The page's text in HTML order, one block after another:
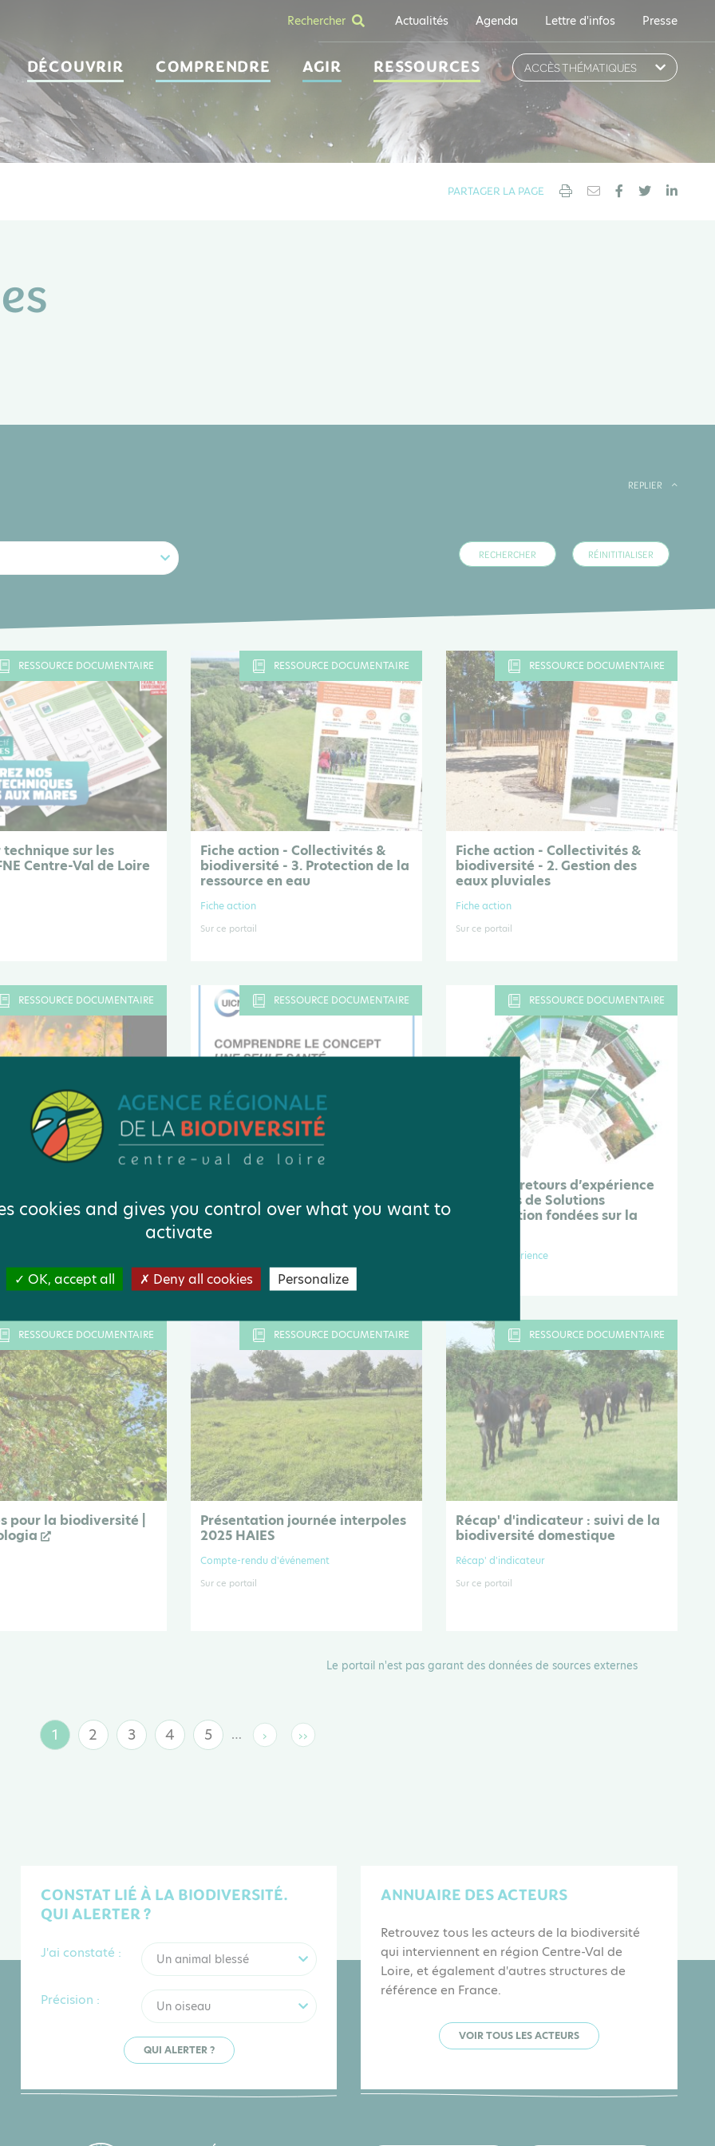
Rechercher Actualités Agenda Lettre d'infos Presse
DÉCOUVRIR COMPRENDRE AGIR RESSOURCES ACCÈS THÉMATIQUES
PARTAGER LA PAGE
REPLIER
RESSOURCE DOCUMENTAIRE
technique sur les
Centre-Val de Loire
RESSOURCE DOCUMENTAIRE
Fiche action - Collectivités &
biodiversité - 3. Protection de la
ressource en eau
Fiche action
Sur ce portail
RESSOURCE DOCUMENTAIRE
Fiche action - Collectivités &
biodiversité - 2. Gestion des
eaux pluviales
Fiche action
Sur ce portail
RESSOURCE DOCUMENTAIRE
pratique pour les PME
du secteur |FEBEA
RESSOURCE DOCUMENTAIRE
seule santé" | UICN
RESSOURCE DOCUMENTAIRE
Fiches de retours d’expérience
de projets de Solutions
d’adaptation fondées sur la
Retour d'expérience
RESSOURCE DOCUMENTAIRE
pour la biodiversité |
RESSOURCE DOCUMENTAIRE
Présentation journée interpoles
2025 HAIES
Compte-rendu d'événement
Sur ce portail
RESSOURCE DOCUMENTAIRE
Récap' d'indicateur : suivi de la
biodiversité domestique
Récap' d'indicateur
Sur ce portail
Le portail n'est pas garant des données de sources externes
Page
1 Page
2 Page
3 Page
4 Page
5 …
Page
›
Dernière
››
CONSTAT LIÉ À LA BIODIVERSITÉ.
QUI ALERTER ?
J'ai constaté : Un animal blessé
Précision : Un oiseau
QUI ALERTER ?
ANNUAIRE DES ACTEURS
Retrouvez tous les acteurs de la biodiversité
qui interviennent en région Centre-Val de
Loire, et également d'autres structures de
référence en France.
VOIR TOUS LES ACTEURS
cookies and gives you control over what you want to
activate
OK, accept all Deny all cookies Personalize